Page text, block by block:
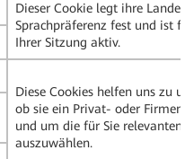
Dieser Cookie legt ihre Landes-
Sprachpräferenz fest und ist
Ihrer Sitzung aktiv.
Diese Cookies helfen uns zu
ob sie ein Privat- oder
und um die für Sie relevanten
auszuwählen.